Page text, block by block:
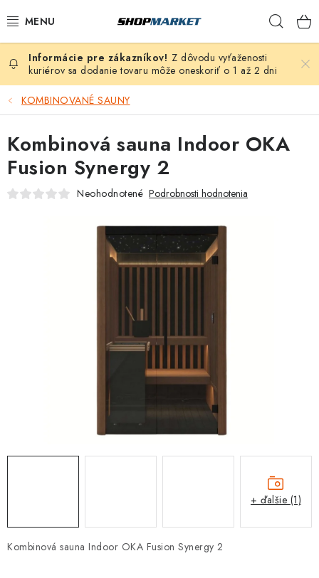
na
VÍRIVÉ VANE
SAUNY
BAZÉNY
NAFUKOVACIE VÍRIVKY
PROTIZÁPLAVOVÉ A HASIACE ZARIADENIA
Podmienky ochrany osobných údajov
Z dôvodu vyťaženosti
kuriérov sa dodanie tovaru môže oneskoriť o 1 až 2 dni
KOMBINOVANÉ SAUNY
Kombinová sauna Indoor OKA Fusion Synergy 2
Kombinová sauna Indoor OKA
Fusion Synergy 2
Neohodnotené Podrobnosti hodnotenia
+ ďalšie (1)